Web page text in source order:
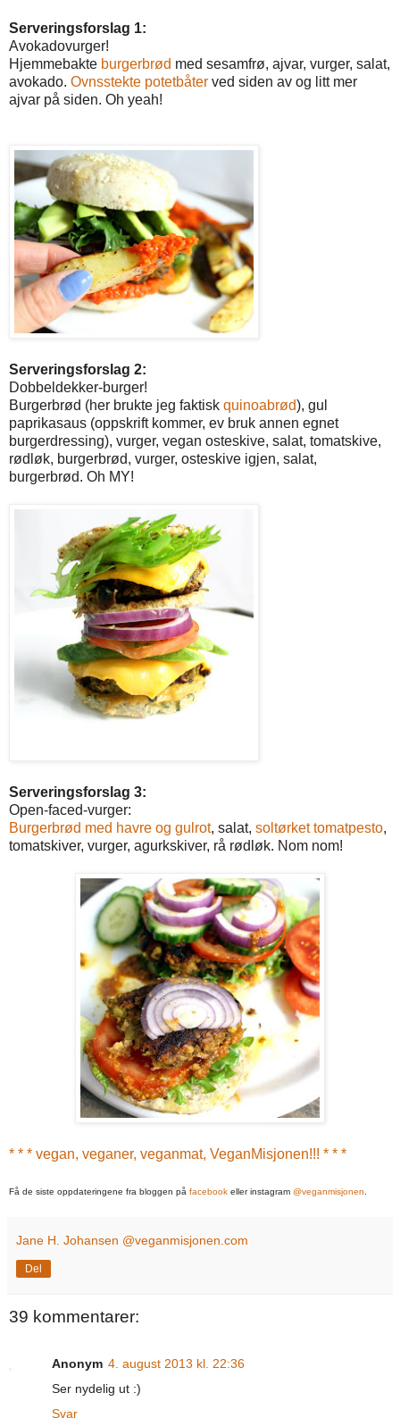
Serveringsforslag 1:
Avokadovurger!
Hjemmebakte burgerbrød med sesamfrø, ajvar, vurger, salat,
avokado. Ovnsstekte potetbåter ved siden av og litt mer
ajvar på siden. Oh yeah!
Serveringsforslag 2:
Dobbeldekker-burger!
Burgerbrød (her brukte jeg faktisk quinoabrød), gul
paprikasaus (oppskrift kommer, ev bruk annen egnet
burgerdressing), vurger, vegan osteskive, salat, tomatskive,
rødløk, burgerbrød, vurger, osteskive igjen, salat,
burgerbrød. Oh MY!
Serveringsforslag 3:
Open-faced-vurger:
Burgerbrød med havre og gulrot, salat, soltørket tomatpesto,
tomatskiver, vurger, agurkskiver, rå rødløk. Nom nom!
* * * vegan, veganer, veganmat, VeganMisjonen!!! * * *
Få de siste oppdateringene fra bloggen på facebook eller instagram @veganmisjonen.
Jane H. Johansen @veganmisjonen.com
Del
39 kommentarer:
Anonym 4. august 2013 kl. 22:36
Ser nydelig ut :)
Svar